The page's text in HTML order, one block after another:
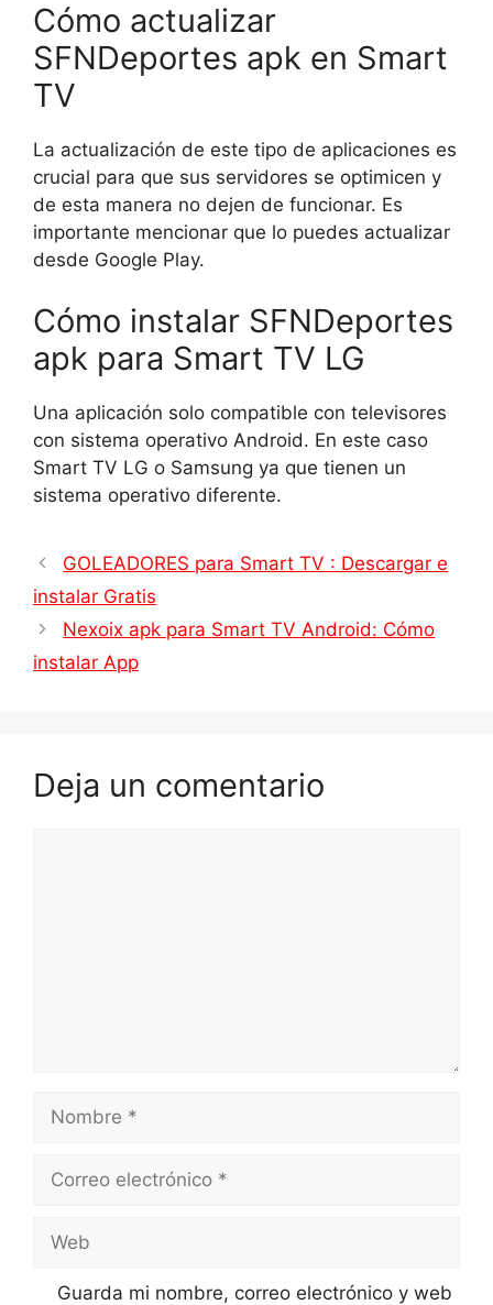
Cómo actualizar
SFNDeportes apk en Smart
TV
La actualización de este tipo de aplicaciones es
crucial para que sus servidores se optimicen y
de esta manera no dejen de funcionar. Es
importante mencionar que lo puedes actualizar
desde Google Play.
Cómo instalar SFNDeportes
apk para Smart TV LG
Una aplicación solo compatible con televisores
con sistema operativo Android. En este caso
Smart TV LG o Samsung ya que tienen un
sistema operativo diferente.
GOLEADORES para Smart TV : Descargar e
instalar Gratis
Nexoix apk para Smart TV Android: Cómo
instalar App
Deja un comentario
electrónico
Guarda mi nombre, correo electrónico y web